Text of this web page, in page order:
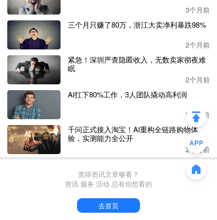
品牌主导、代工业务为补充”的全新格局。
从品牌矩阵来看，乖宝宠物旗下多品牌正协同发力。其中，
麦富迪作为公司旗下最成熟的核心品牌，凭借全品类布局与
高性价比优势，
2025年同口径增长超过40%；主打低温烘焙
粮、冻干粮等品类的高端品牌弗列加特表现相当亮眼，去年
全年营收增长超过80%，成为拉动公司产品结构升级的核心
动力；麦富迪高端子品牌霸弗增长也很突出，达到60%以
上。
报告指出，乖宝宠物自有品牌的高速增长，离不开公司在研
发、营销与渠道上的持续加码。
去年，公司销售费用达
15.27亿元，同比增长44.79%，主要
用于社交媒体投放、宠物展会赞助及品牌推广；通过第三方
电商平台的营收超过27亿元，占总营收的40.62%；另外，去
年其研发费用支出9234万元，占总营收的1.36%，增长8.0
3个月前
三个月只赚了80万，浙江大卖净利暴跌98%
2个月前
紧急！深圳严查隐匿收入，无数卖家彻夜难
眠
2个月前
AI扛下80%工作，3人团队撬动高利润
2个月前
千问正式接入淘宝！AI重构全链路购物体
验，实测能力全公开
2个月前
觉得资讯文章够看？
资讯 服务 活动 总有你想看的
去首页